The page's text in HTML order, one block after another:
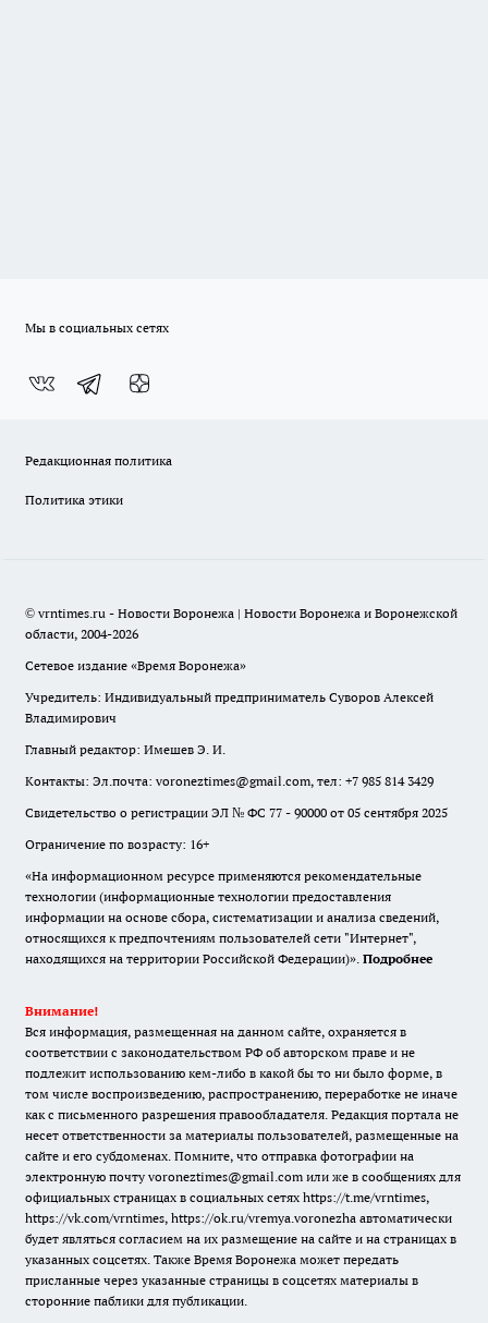
Мы в социальных сетях
Редакционная политика
Политика этики
© vrntimes.ru - Новости Воронежа | Новости Воронежа и Воронежской
области, 2004-2026
Сетевое издание «Время Воронежа»
Учредитель: Индивидуальный предприниматель Суворов Алексей
Владимирович
Главный редактор: Имешев Э. И.
Контакты: Эл.почта: voroneztimes@gmail.com, тел: +7 985 814 3429
Свидетельство о регистрации ЭЛ № ФС 77 - 90000 от 05 сентября 2025
Ограничение по возрасту: 16+
«На информационном ресурсе применяются рекомендательные
технологии (информационные технологии предоставления
информации на основе сбора, систематизации и анализа сведений,
относящихся к предпочтениям пользователей сети "Интернет",
находящихся на территории Российской Федерации)». Подробнее
Внимание!
Вся информация, размещенная на данном сайте, охраняется в
соответствии с законодательством РФ об авторском праве и не
подлежит использованию кем-либо в какой бы то ни было форме, в
том числе воспроизведению, распространению, переработке не иначе
как с письменного разрешения правообладателя. Редакция портала не
несет ответственности за материалы пользователей, размещенные на
сайте и его субдоменах. Помните, что отправка фотографии на
электронную почту voroneztimes@gmail.com или же в сообщениях для
официальных страницах в социальных сетях https://t.me/vrntimes,
https://vk.com/vrntimes, https://ok.ru/vremya.voronezha автоматически
будет являться согласием на их размещение на сайте и на страницах в
указанных соцсетях. Также Время Воронежа может передать
присланные через указанные страницы в соцсетях материалы в
сторонние паблики для публикации.